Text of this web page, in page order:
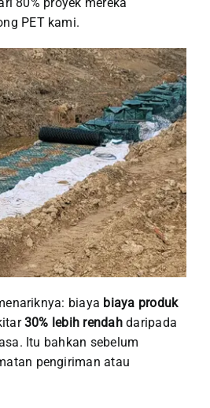
PET kami.
biaya biaya produk
30% lebih rendahdaripada
Itu bahkan sebelum
pengiriman atau